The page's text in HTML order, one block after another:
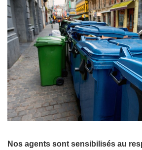
Nos agents sont sensibilisés au